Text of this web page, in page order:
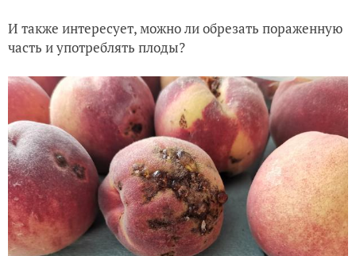
И также интересует, можно ли обрезать пораженную
часть и употреблять плоды?